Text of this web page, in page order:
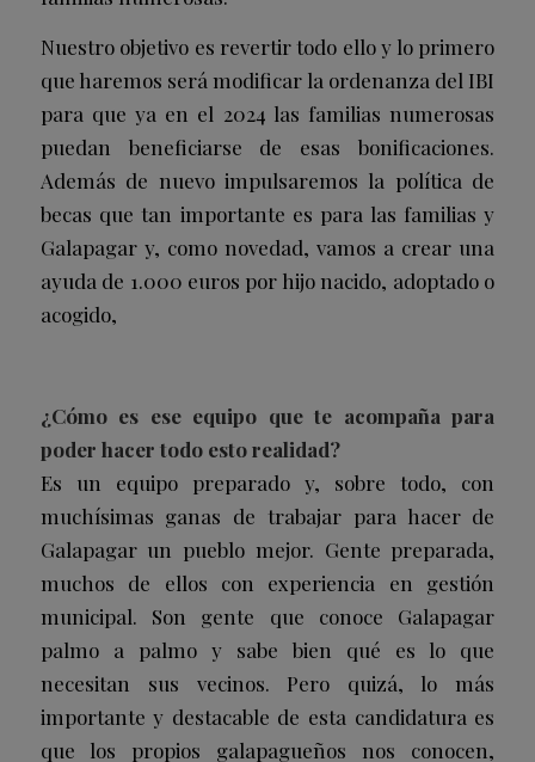
Nuestro objetivo es revertir todo ello y lo primero
que haremos será modificar la ordenanza del IBI
para que ya en el 2024 las familias numerosas
puedan beneficiarse de esas bonificaciones.
Además de nuevo impulsaremos la política de
becas que tan importante es para las familias y
Galapagar y, como novedad, vamos a crear una
ayuda de 1.000 euros por hijo nacido, adoptado o
acogido,
¿Cómo es ese equipo que te acompaña para
poder hacer todo esto realidad?
Es un equipo preparado y, sobre todo, con
muchísimas ganas de trabajar para hacer de
Galapagar un pueblo mejor. Gente preparada,
muchos de ellos con experiencia en gestión
municipal. Son gente que conoce Galapagar
palmo a palmo y sabe bien qué es lo que
necesitan sus vecinos. Pero quizá, lo más
importante y destacable de esta candidatura es
que los propios galapagueños nos conocen,